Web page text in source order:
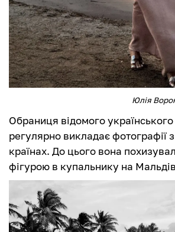
Юлія
Обраниця відомого українського
регулярно викладає фотографії
країнах. До цього вона
фігурою в купальнику на